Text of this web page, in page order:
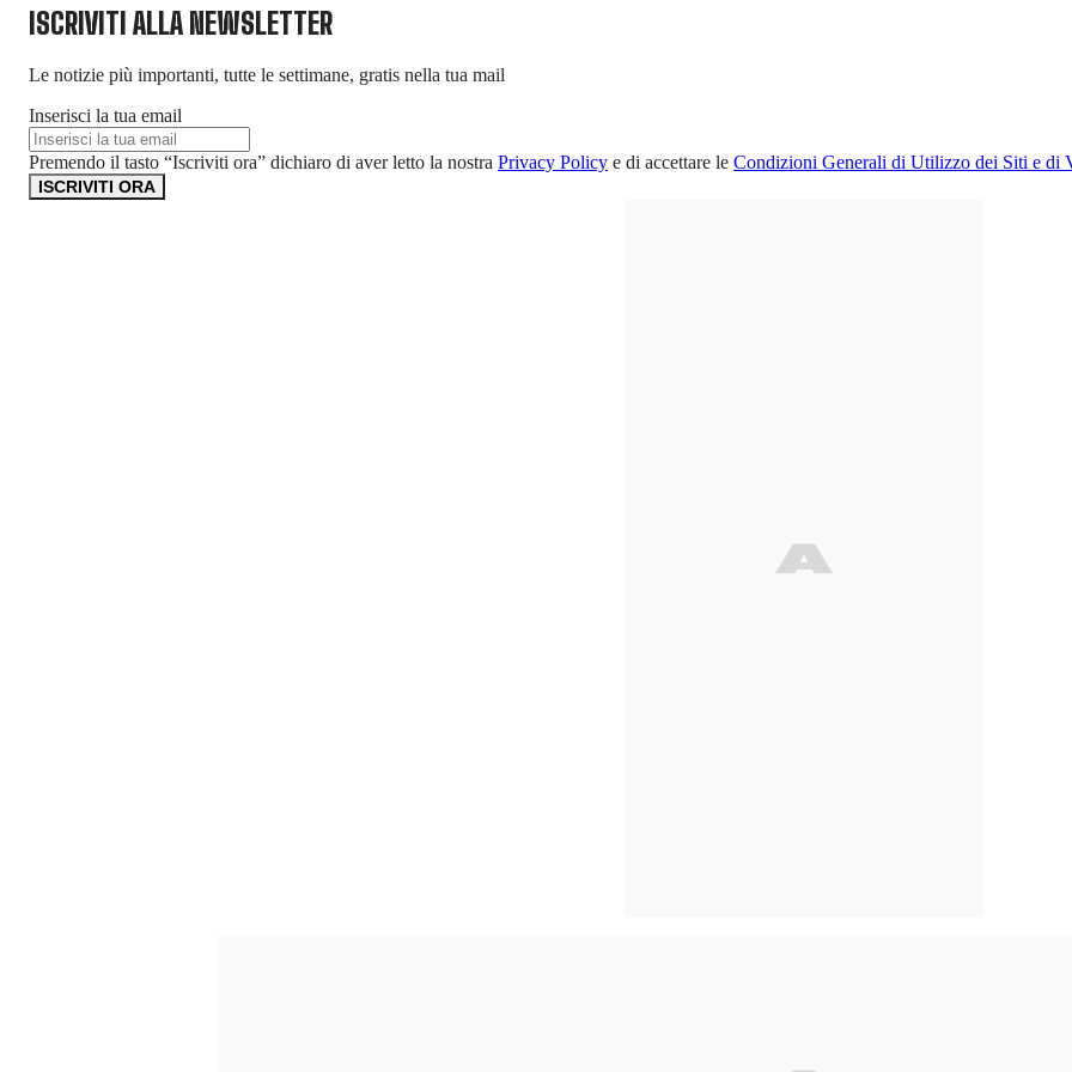
ISCRIVITI ALLA NEWSLETTER
Le notizie più importanti, tutte le settimane, gratis nella tua mail
Inserisci la tua email
Premendo il tasto “Iscriviti ora” dichiaro di aver letto la nostra Privacy Policy e di accettare le Condizioni Generali di Utilizzo dei Siti e di
ISCRIVITI ORA